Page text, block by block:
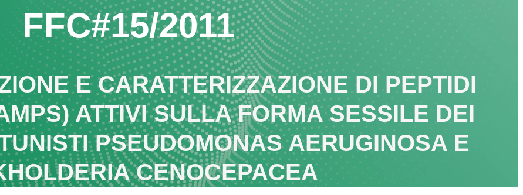
FFC#15/2011
E CARATTERIZZAZIONE DI PEPTIDI
ATTIVI SULLA FORMA SESSILE DEI
PSEUDOMONAS AERUGINOSA E
CENOCEPACEA